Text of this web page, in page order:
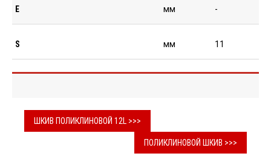
E мм -
S мм 11
ШКИВ ПОЛИКЛИНОВОЙ 12L >>>
ПОЛИКЛИНОВОЙ ШКИВ >>>